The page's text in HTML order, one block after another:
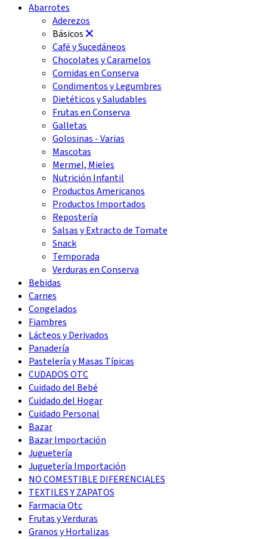
Abarrotes
Aderezos
Básicos
Café y Sucedáneos
Chocolates y Caramelos
Comidas en Conserva
Condimentos y Legumbres
Dietéticos y Saludables
Frutas en Conserva
Galletas
Golosinas - Varias
Mascotas
Mermel, Mieles
Nutrición Infantil
Productos Americanos
Productos Importados
Repostería
Salsas y Extracto de Tomate
Snack
Temporada
Verduras en Conserva
Bebidas
Carnes
Congelados
Fiambres
Lácteos y Derivados
Panadería
Pastelería y Masas Típicas
CUDADOS OTC
Cuidado del Bebé
Cuidado del Hogar
Cuidado Personal
Bazar
Bazar Importación
Juguetería
Juguetería Importación
NO COMESTIBLE DIFERENCIALES
TEXTILES Y ZAPATOS
Farmacia Otc
Frutas y Verduras
Granos y Hortalizas